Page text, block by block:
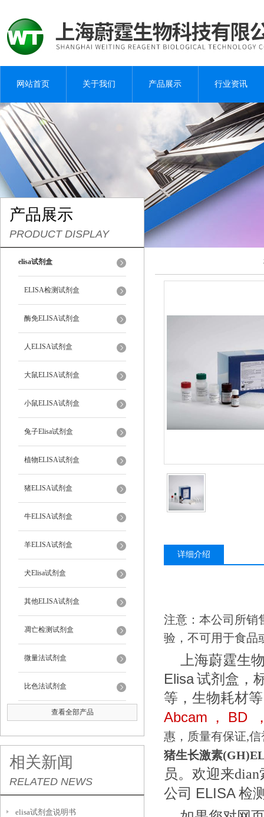
网站首页 关于我们 产品展示 行业资讯
产品展示
PRODUCT DISPLAY
elisa试剂盒
ELISA检测试剂盒
酶免ELISA试剂盒
人ELISA试剂盒
大鼠ELISA试剂盒
小鼠ELISA试剂盒
兔子Elisa试剂盒
植物ELISA试剂盒
猪ELISA试剂盒
牛ELISA试剂盒
羊ELISA试剂盒
犬Elisa试剂盒
其他ELISA试剂盒
凋亡检测试剂盒
微量法试剂盒
比色法试剂盒
查看全部产品
相关新闻
RELATED NEWS
elisa试剂盒说明书
详细介绍
注意：本公司所销
验，不可用于食品
上海蔚霆生
Elisa试剂盒，
等，生物耗材
Abcam ， BD
惠，质量有保证,
猪生长激素
员。欢迎来
公司 ELISA检